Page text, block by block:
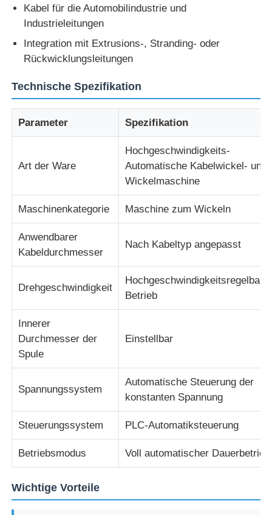
Kontakt
Produktionslinie für Extrusion
Drahtschiffbruchmaschine
Gepanzerte Maschine
Verpackungsmaschine
Einzelne Torsions-Maschine
Kabel für die Automobilindustrie und
Industrieleitungen
Integration mit Extrusions-, Stranding- oder
Rückwicklungsleitungen
Technische Spezifikation
Parameter Spezifikation
Art der Ware
Hochgeschwindigkeits-
Automatische Kabelwickel- und
Wickelmaschine
Maschinenkategorie Maschine zum Wickeln
Anwendbarer
Kabeldurchmesser
Nach Kabeltyp angepasst
Drehgeschwindigkeit
Betrieb
Innerer
Durchmesser der
Spule
Einstellbar
Spannungssystem
Automatische Steuerung der
konstanten Spannung
Steuerungssystem PLC-Automatiksteuerung
Betriebsmodus Voll automatischer Dauerbetrieb
Wichtige Vorteile